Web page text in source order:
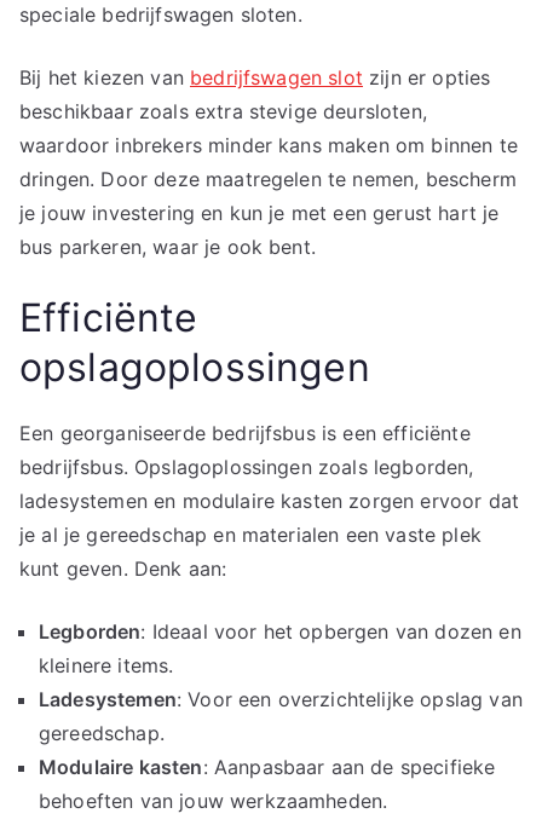
speciale bedrijfswagen sloten.
Bij het kiezen van bedrijfswagen slot zijn er opties
beschikbaar zoals extra stevige deursloten,
waardoor inbrekers minder kans maken om binnen te
dringen. Door deze maatregelen te nemen, bescherm
je jouw investering en kun je met een gerust hart je
bus parkeren, waar je ook bent.
Efficiënte
opslagoplossingen
Een georganiseerde bedrijfsbus is een efficiënte
bedrijfsbus. Opslagoplossingen zoals legborden,
ladesystemen en modulaire kasten zorgen ervoor dat
je al je gereedschap en materialen een vaste plek
kunt geven. Denk aan:
Legborden: Ideaal voor het opbergen van dozen en
kleinere items.
Ladesystemen: Voor een overzichtelijke opslag van
gereedschap.
Modulaire kasten: Aanpasbaar aan de specifieke
behoeften van jouw werkzaamheden.